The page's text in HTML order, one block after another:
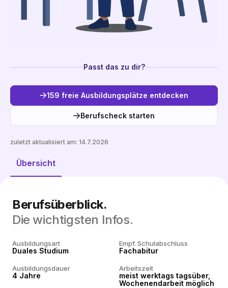
Passt das zu dir?
159 freie Ausbildungsplätze entdecken
Berufscheck starten
Übersicht
zuletzt aktualisiert am: 14.7.2026
Berufsüberblick.
Die wichtigsten Infos.
Ausbildungsart
Duales Studium
Empf. Schulabschluss
Fachabitur
Ausbildungsdauer
4 Jahre
Arbeitszeit
meist werktags tagsüber,
Wochenendarbeit möglich